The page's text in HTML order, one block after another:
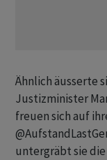
Ähnlich äusserte
Justizminister
freuen sich auf
untergräbt sie